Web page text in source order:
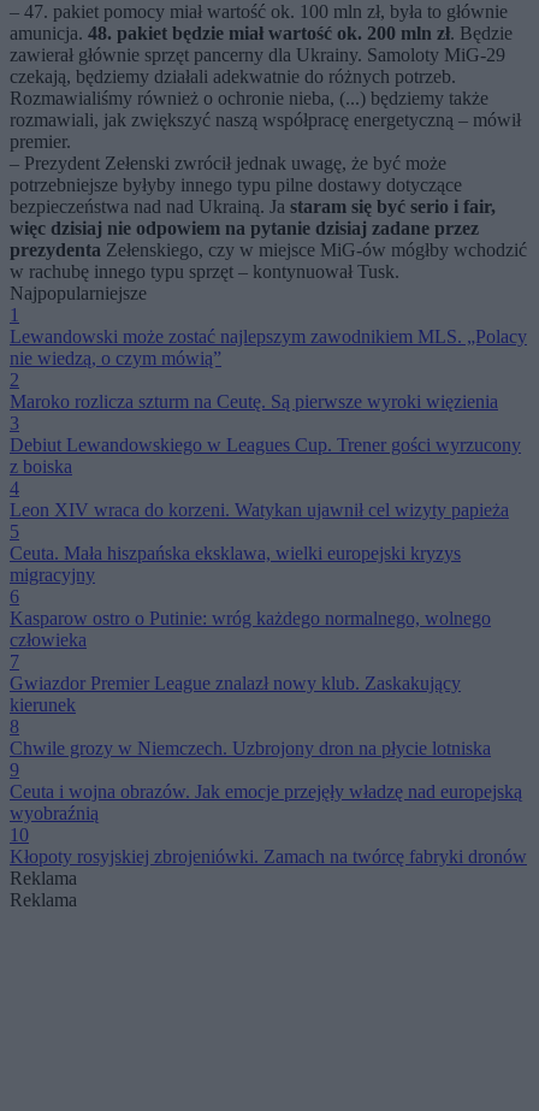
– 47. pakiet pomocy miał wartość ok. 100 mln zł, była to głównie
amunicja. 48. pakiet będzie miał wartość ok. 200 mln zł. Będzie
zawierał głównie sprzęt pancerny dla Ukrainy. Samoloty MiG-29
czekają, będziemy działali adekwatnie do różnych potrzeb.
Rozmawialiśmy również o ochronie nieba, (...) będziemy także
rozmawiali, jak zwiększyć naszą współpracę energetyczną – mówił
premier.
– Prezydent Zełenski zwrócił jednak uwagę, że być może
potrzebniejsze byłyby innego typu pilne dostawy dotyczące
bezpieczeństwa nad nad Ukrainą. Ja staram się być serio i fair,
więc dzisiaj nie odpowiem na pytanie dzisiaj zadane przez
prezydenta Zełenskiego, czy w miejsce MiG-ów mógłby wchodzić
w rachubę innego typu sprzęt – kontynuował Tusk.
Najpopularniejsze
1
Lewandowski może zostać najlepszym zawodnikiem MLS. „Polacy
nie wiedzą, o czym mówią”
2
Maroko rozlicza szturm na Ceutę. Są pierwsze wyroki więzienia
3
Debiut Lewandowskiego w Leagues Cup. Trener gości wyrzucony
z boiska
4
Leon XIV wraca do korzeni. Watykan ujawnił cel wizyty papieża
5
Ceuta. Mała hiszpańska eksklawa, wielki europejski kryzys
migracyjny
6
Kasparow ostro o Putinie: wróg każdego normalnego, wolnego
człowieka
7
Gwiazdor Premier League znalazł nowy klub. Zaskakujący
kierunek
8
Chwile grozy w Niemczech. Uzbrojony dron na płycie lotniska
9
Ceuta i wojna obrazów. Jak emocje przejęły władzę nad europejską
wyobraźnią
10
Kłopoty rosyjskiej zbrojeniówki. Zamach na twórcę fabryki dronów
Reklama
Reklama